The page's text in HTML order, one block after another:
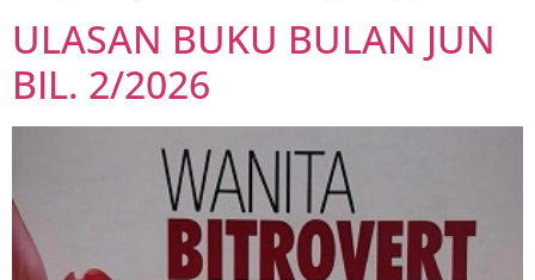
ULASAN BUKU BULAN JUN
BIL. 2/2026